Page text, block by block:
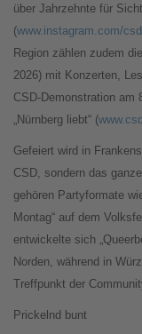
über Jahrzehnte für
(www.instagram.com/
Region zählen zudem
2026) mit Konzerten,
CSD-Demonstration am
„Nürnberg liebt“ (
Gefeiert wird in
CSD, sondern das
gehören Partyformate
Montag“ auf dem
entwickelte sich
Norden, während in
Treffpunkt der
Prickelnd bunt